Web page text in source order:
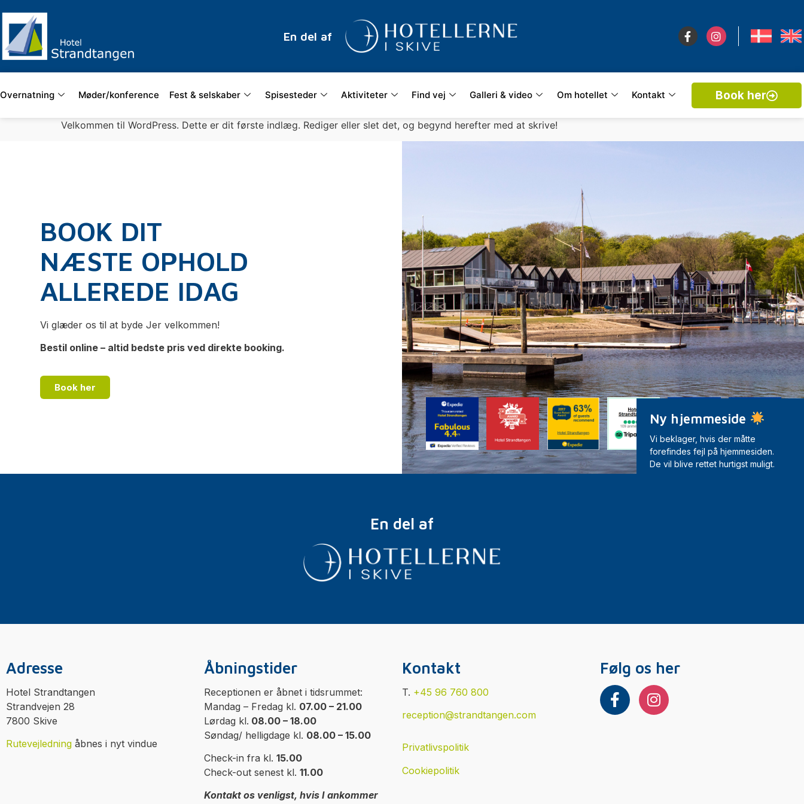
En del af
Overnatning Møder/konference Fest & selskaber Spisesteder Aktiviteter Find vej Galleri & video Om hotellet Kontakt Book her
Velkommen til WordPress. Dette er dit første indlæg. Rediger eller slet det, og begynd herefter med at skrive!
BOOK DIT
NÆSTE OPHOLD
ALLEREDE IDAG
Vi glæder os til at byde Jer velkommen!
Bestil online – altid bedste pris ved direkte booking.
Book her
En del af
Adresse
Hotel Strandtangen
Strandvejen 28
7800 Skive
Rutevejledning åbnes i nyt vindue
Åbningstider
Receptionen er åbnet i tidsrummet:
Mandag – Fredag kl. 07.00 – 21.00
Lørdag kl. 08.00 – 18.00
Søndag/ helligdage kl. 08.00 – 15.00
Check-in fra kl. 15.00
Check-out senest kl. 11.00
Kontakt os venligst, hvis I ankommer
Kontakt
T. +45 96 760 800
reception@strandtangen.com
Privatlivspolitik
Cookiepolitik
Følg os her